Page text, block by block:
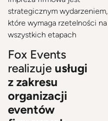
strategicznym wydarzeniem,
które wymaga rzetelności na
wszystkich etapach
Fox Events
realizuje usługi
z zakresu
organizacji
eventów